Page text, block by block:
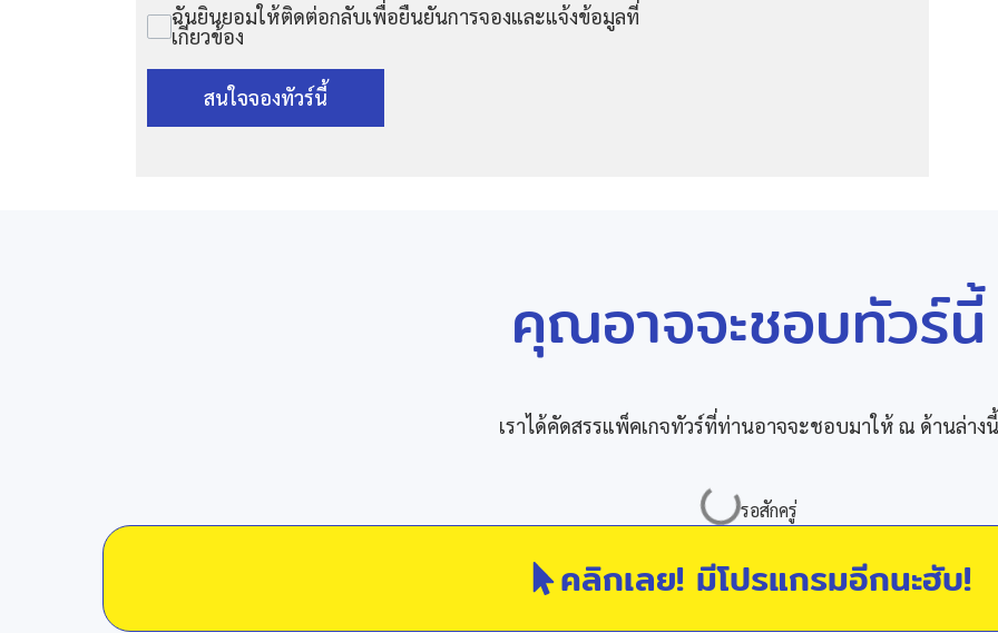
ฉันยินยอมให้ติดต่อกลับเพื่อยืนยันการจองและแจ้งข้อมูลที่
เกี่ยวข้อง
สนใจจองทัวร์นี้
คุณอาจจะชอบทัวร์นี้
เราได้คัดสรรแพ็คเกจทัวร์ที่ท่านอาจจะชอบมาให้ ณ ด้านล่างนี้
คลิกเลย! มีโปรแกรมอีกนะฮับ!